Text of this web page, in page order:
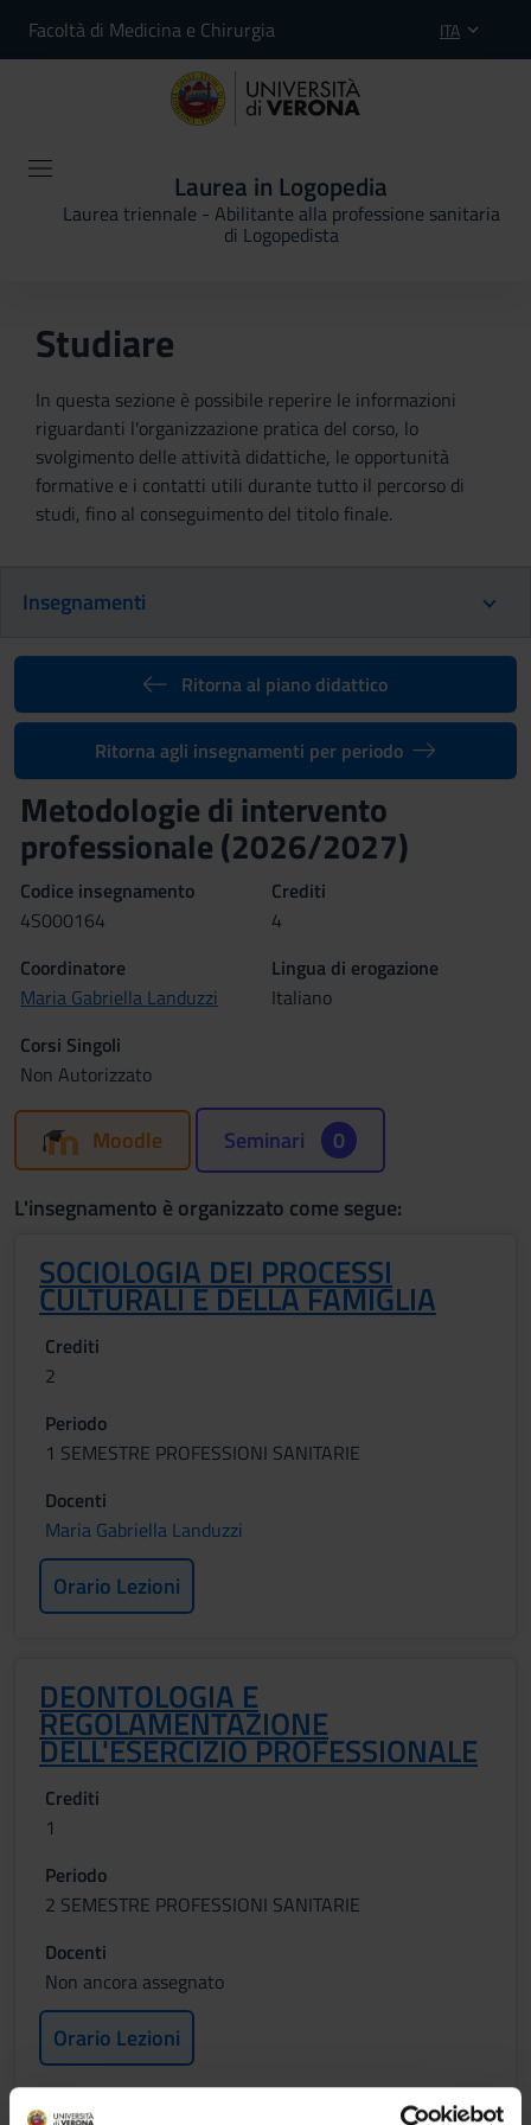
Facoltà di Medicina e Chirurgia ITA
Laurea in Logopedia
Laurea triennale - Abilitante alla professione sanitaria
di Logopedista
Studiare
In questa sezione è possibile reperire le informazioni
riguardanti l'organizzazione pratica del corso, lo
svolgimento delle attività didattiche, le opportunità
formative e i contatti utili durante tutto il percorso di
studi, fino al conseguimento del titolo finale.
Insegnamenti
Ritorna al piano didattico
Ritorna agli insegnamenti per periodo
Metodologie di intervento
professionale (2026/2027)
Codice insegnamento
4S000164
Crediti
4
Coordinatore
Maria Gabriella Landuzzi
Lingua di erogazione
Italiano
Corsi Singoli
Non Autorizzato
Moodle Seminari 0
L'insegnamento è organizzato come segue:
SOCIOLOGIA DEI PROCESSI
CULTURALI E DELLA FAMIGLIA
Crediti
2
Periodo
1 SEMESTRE PROFESSIONI SANITARIE
Docenti
Maria Gabriella Landuzzi
Orario Lezioni
DEONTOLOGIA E
REGOLAMENTAZIONE
DELL'ESERCIZIO PROFESSIONALE
Crediti
1
Periodo
2 SEMESTRE PROFESSIONI SANITARIE
Docenti
Non ancora assegnato
Orario Lezioni